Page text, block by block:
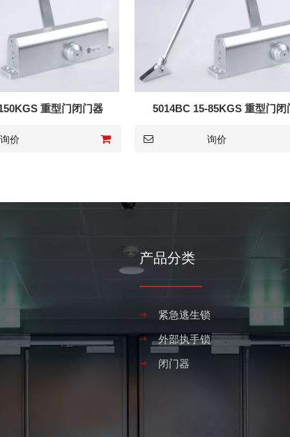
重型门闭门器
询价
5014BC 15-85KGS 重型门闭
询价
产品分类
紧急逃生锁
外部执手锁
闭门器